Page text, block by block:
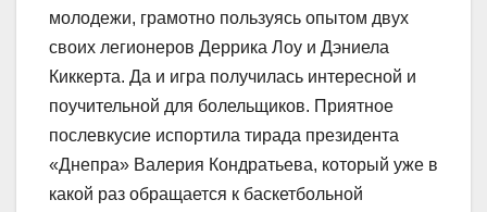
молодежи, грамотно пользуясь опытом двух
своих легионеров Деррика Лоу и Дэниела
Киккерта. Да и игра получилась интересной и
поучительной для болельщиков. Приятное
послевкусие испортила тирада президента
«Днепра» Валерия Кондратьева, который уже в
какой раз обращается к баскетбольной